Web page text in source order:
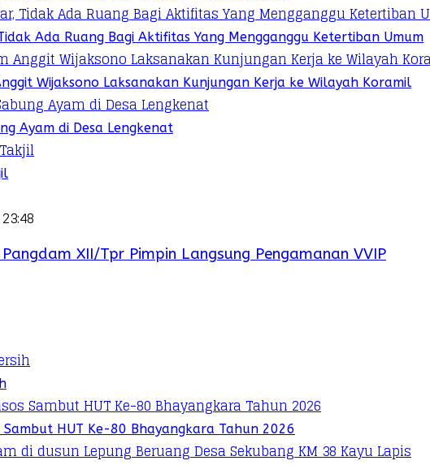
Ada Ruang Bagi Aktifitas Yang Mengganggu Ketertiban Umum
Wijaksono Laksanakan Kunjungan Kerja ke Wilayah Koramil
Ayam di Desa Lengkenat
XII/Tpr Pimpin Langsung Pengamanan VVIP
HUT Ke-80 Bhayangkara Tahun 2026